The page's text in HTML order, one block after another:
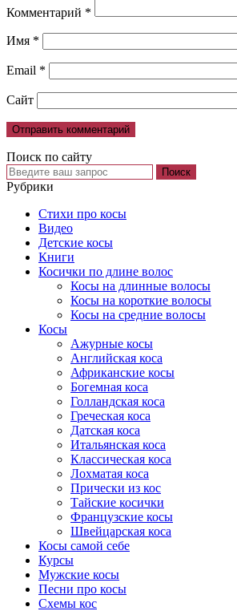
Комментарий *
Имя *
Email *
Сайт
Поиск по сайту
Рубрики
Cтихи про косы
Видео
Детские косы
Книги
Косички по длине волос
Косы на длинные волосы
Косы на короткие волосы
Косы на средние волосы
Косы
Ажурные косы
Английская коса
Африканские косы
Богемная коса
Голландская коса
Греческая коса
Датская коса
Итальянская коса
Классическая коса
Лохматая коса
Прически из кос
Тайские косички
Французские косы
Швейцарская коса
Косы самой себе
Курсы
Мужские косы
Песни про косы
Схемы кос